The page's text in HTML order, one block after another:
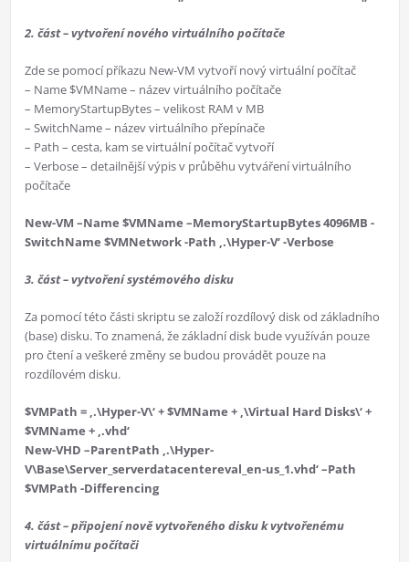
2. část – vytvoření nového virtuálního počítače
Zde se pomocí příkazu New-VM vytvoří nový virtuální počítač
– Name $VMName – název virtuálního počítače
– MemoryStartupBytes – velikost RAM v MB
– SwitchName – název virtuálního přepínače
– Path – cesta, kam se virtuální počítač vytvoří
– Verbose – detailnější výpis v průběhu vytváření virtuálního
počítače
New-VM –Name $VMName –MemoryStartupBytes 4096MB -
SwitchName $VMNetwork -Path ‚.\Hyper-V‘ -Verbose
3. část – vytvoření systémového disku
Za pomocí této části skriptu se založí rozdílový disk od základního
(base) disku. To znamená, že základní disk bude využíván pouze
pro čtení a veškeré změny se budou provádět pouze na
rozdílovém disku.
$VMPath = ‚.\Hyper-V\‘ + $VMName + ‚\Virtual Hard Disks\‘ +
$VMName + ‚.vhd‘
New-VHD –ParentPath ‚.\Hyper-
V\Base\Server_serverdatacentereval_en-us_1.vhd‘ –Path
$VMPath -Differencing
4. část – připojení nově vytvořeného disku k vytvořenému
virtuálnímu počítači